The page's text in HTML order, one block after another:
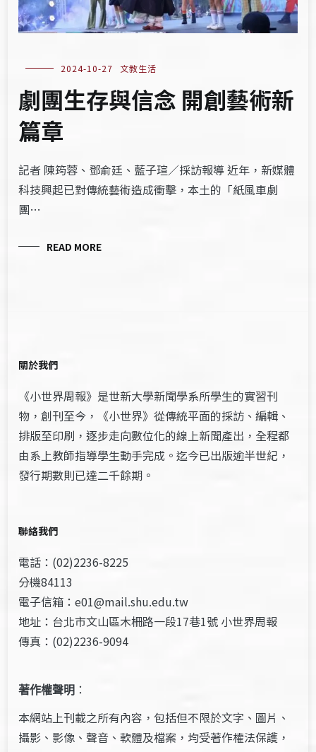
2024-10-27 文教生活
劇團生存與信念 開創藝術新
篇章
記者 陳筠蓉、鄧俞廷、藍子瑄／採訪報導 近年，新媒體
科技興起已對傳統藝術造成衝擊，本土的「紙風車劇
團…
READ MORE
關於我們
《小世界周報》是世新大學新聞學系所學生的實習刊
物，創刊至今，《小世界》從傳統平面的採訪、編輯、
排版至印刷，逐步走向數位化的線上新聞產出，全程都
由系上教師指導學生動手完成。迄今已出版逾半世紀，
發行期數則已達二千餘期。
聯絡我們
電話：(02)2236-8225
分機84113
電子信箱：e01@mail.shu.edu.tw
地址：台北市文山區木柵路一段17巷1號 小世界周報
傳真：(02)2236-9094
著作權聲明 ：
本網站上刊載之所有內容，包括但不限於文字、圖片、
攝影、影像、聲音、軟體及檔案，均受著作權法保護，